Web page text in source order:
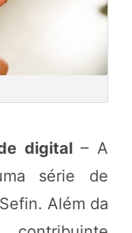
digital – A
série de
Além da